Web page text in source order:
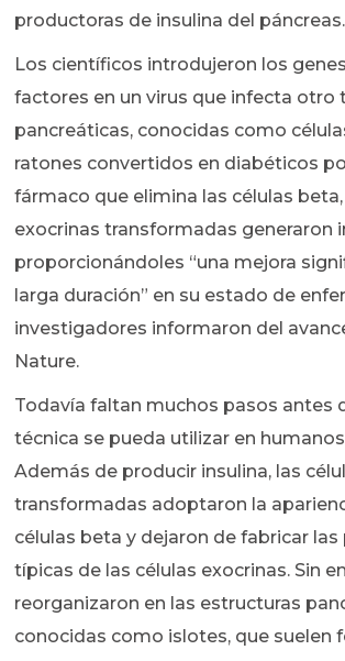
productoras de insulina del páncreas.
Los científicos introdujeron los
factores en un virus que infecta otro
pancreáticas, conocidas como
ratones convertidos en diabéticos
fármaco que elimina las células
exocrinas transformadas generaron
proporcionándoles “una mejora
larga duración” en su estado de
investigadores informaron del
Nature.
Todavía faltan muchos pasos antes
técnica se pueda utilizar en
Además de producir insulina, las
transformadas adoptaron la
células beta y dejaron de fabricar
típicas de las células exocrinas. Sin
reorganizaron en las estructuras
conocidas como islotes, que suelen